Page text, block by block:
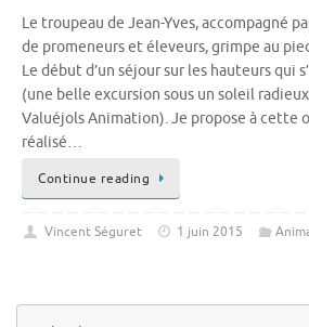
Le troupeau de Jean-Yves, accompagné
de promeneurs et éleveurs, grimpe au
Le début d’un séjour sur les hauteurs qui
(une belle excursion sous un soleil
Valuéjols Animation). Je propose à cette
réalisé…
Continue reading
Vincent Séguret 1 juin 2015